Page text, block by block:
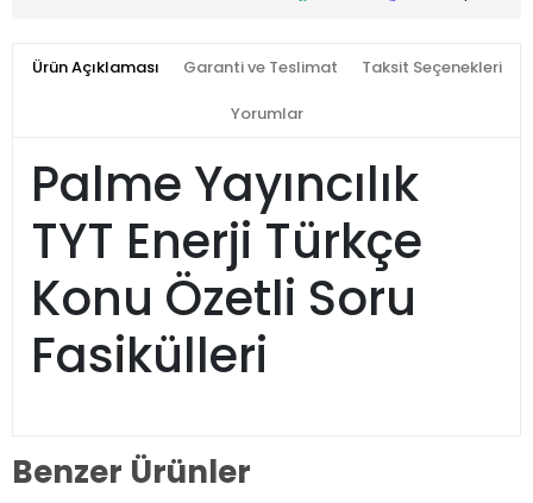
Ürün Açıklaması Garanti ve Teslimat Taksit Seçenekleri
Yorumlar
Palme Yayıncılık
TYT Enerji Türkçe
Konu Özetli Soru
Fasikülleri
Benzer Ürünler